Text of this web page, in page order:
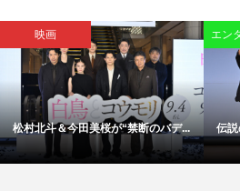
映画
「今日もぼけ日和ですね」―大竹
し...
「